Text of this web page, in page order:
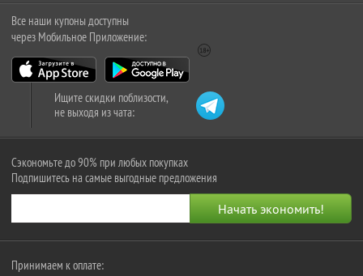
Все наши купоны доступны
через Мобильное Приложение:
Ищите скидки поблизости,
не выходя из чата:
Сэкономьте до 90% при любых покупках
Подпишитесь на самые выгодные предложения
Принимаем к оплате: